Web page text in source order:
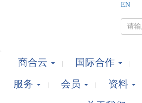
EN
商合云 国际合作
服务
会员 资料